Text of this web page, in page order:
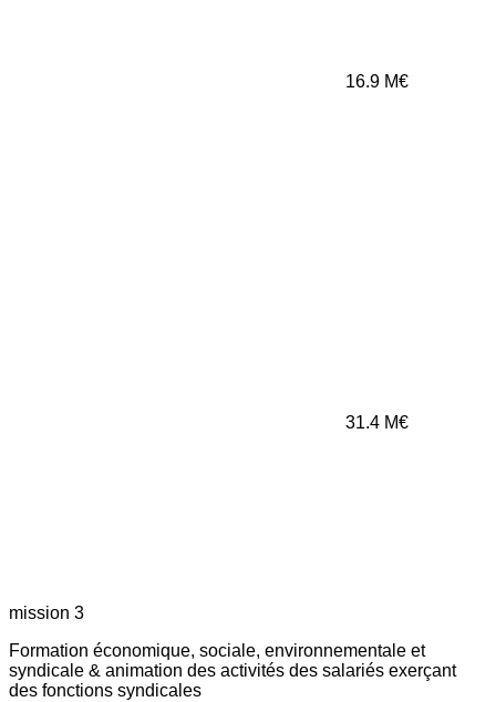
16.9 M€
31.4 M€
mission 3
Formation économique, sociale, environnementale et
syndicale & animation des activités des salariés exerçant
des fonctions syndicales